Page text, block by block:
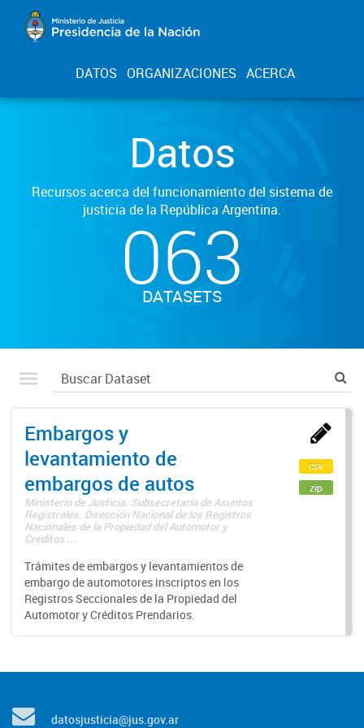
DATOS ORGANIZACIONES ACERCA
Datos
Recursos acerca del funcionamiento del sistema de
justicia de la República Argentina.
063
DATASETS
Embargos y
levantamiento de
embargos de autos
Ministerio de Justicia. Subsecretaría de Asuntos
Registrales. Dirección Nacional de los Registros
Nacionales de la Propiedad del Automotor y
Créditos ...
Trámites de embargos y levantamientos de
embargo de automotores inscriptos en los
Registros Seccionales de la Propiedad del
Automotor y Créditos Prendarios.
csv
zip
datosjusticia@jus.gov.ar